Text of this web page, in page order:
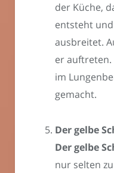
der Küche,
entsteht
ausbreitet.
er auftreten.
im
gemacht.
Der gelbe
Der gelbe
nur selten